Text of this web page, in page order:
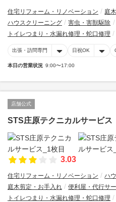
住宅リフォーム・リノベーション
庭
ハウスクリーニング
害虫・害獣駆除
トイレつまり・水漏れ修理・蛇口修理
出張・訪問専門 日祝OK
本日の営業状況 9:00〜17:00
店舗公式
STS庄原テクニカルサービス
3.03
住宅リフォーム・リノベーション ハ
庭木剪定・お手入れ
便利屋・代行サ
トイレつまり・水漏れ修理・蛇口修理